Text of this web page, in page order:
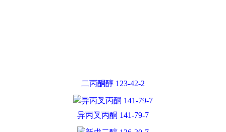
二丙酮醇 123-42-2
异丙叉丙酮 141-79-7